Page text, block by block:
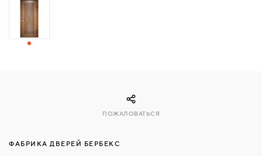
СВЯЗАТЬСЯ
ФАБРИКА ДВЕРЕЙ БЕРБЕКС
ПОЖАЛОВАТЬСЯ